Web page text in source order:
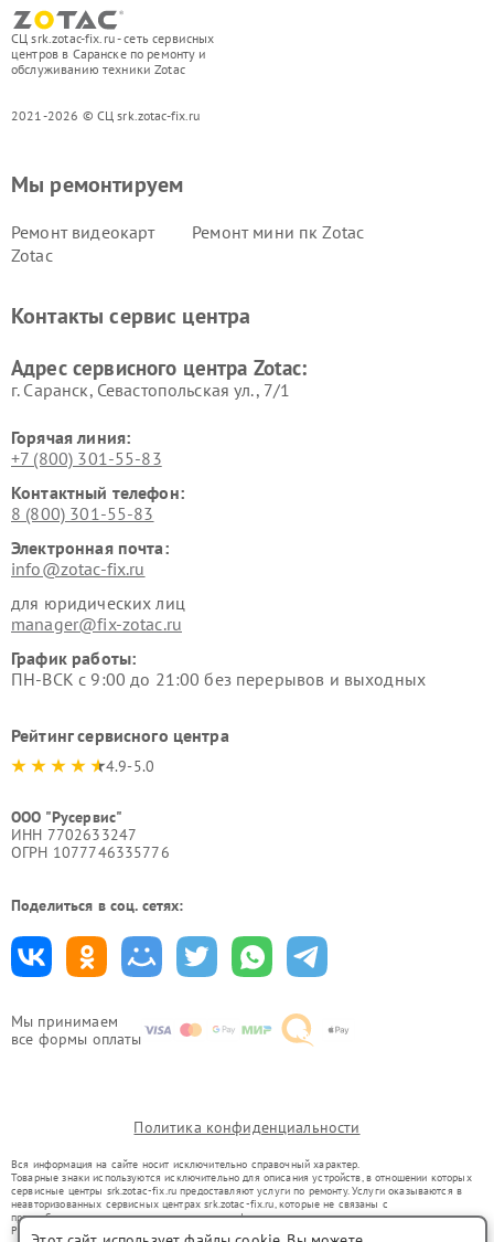
СЦ srk.zotac-fix.ru - сеть сервисных
центров в Саранске по ремонту и
обслуживанию техники Zotac
2021-2026 © СЦ srk.zotac-fix.ru
Мы принимаем
все формы оплаты
Мы ремонтируем
Ремонт видеокарт
Zotac
Ремонт мини пк Zotac
Контакты сервис центра
Адрес сервисного центра Zotac:
г. Саранск, Севастопольская ул., 7/1
Горячая линия:
+7 (800) 301-55-83
Контактный телефон:
8 (800) 301-55-83
Электронная почта:
info@zotac-fix.ru
для юридических лиц
manager@fix-zotac.ru
График работы:
ПН-ВСК с 9:00 до 21:00 без перерывов и выходных
Рейтинг сервисного центра
4.9-5.0
ООО "Русервис"
ИНН 7702633247
ОГРН 1077746335776
Поделиться в соц. сетях:
Политика конфиденциальности
Вся информация на сайте носит исключительно справочный характер.
Товарные знаки используются исключительно для описания устройств, в отношении которых
сервисные центры srk.zotac-fix.ru предоставляют услуги по ремонту. Услуги оказываются в
неавторизованных сервисных центрах srk.zotac-fix.ru, которые не связаны с
правообладателями товарных знаков или их официальными представителями.
Ремонт осуществляется для устройств, уже введенных в гражданский оборот в соответствии